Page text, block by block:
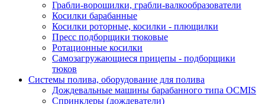
Грабли-ворошилки, грабли-валкообразователи
Косилки барабанные
Косилки роторные, косилки - плющилки
Пресс подборщики тюковые
Ротационные косилки
Самозагружающиеся прицепы - подборщики
тюков
Системы полива, оборудование для полива
Дождевальные машины барабанного типа OCMIS
Спринклеры (дождеватели)